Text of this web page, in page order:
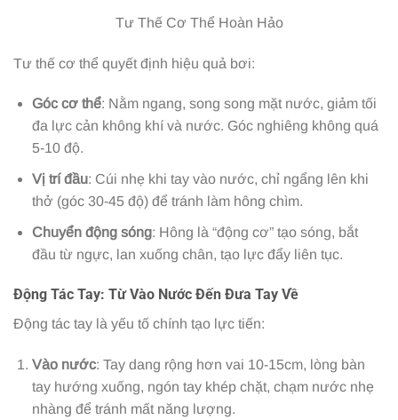
Tư Thế Cơ Thể Hoàn Hảo
Tư thế cơ thể quyết định hiệu quả bơi:
Góc cơ thể: Nằm ngang, song song mặt nước, giảm tối
đa lực cản không khí và nước. Góc nghiêng không quá
5-10 độ.
Vị trí đầu: Cúi nhẹ khi tay vào nước, chỉ ngẩng lên khi
thở (góc 30-45 độ) để tránh làm hông chìm.
Chuyển động sóng: Hông là “động cơ” tạo sóng, bắt
đầu từ ngực, lan xuống chân, tạo lực đẩy liên tục.
Động Tác Tay: Từ Vào Nước Đến Đưa Tay Về
Động tác tay là yếu tố chính tạo lực tiến:
Vào nước: Tay dang rộng hơn vai 10-15cm, lòng bàn
tay hướng xuống, ngón tay khép chặt, chạm nước nhẹ
nhàng để tránh mất năng lượng.